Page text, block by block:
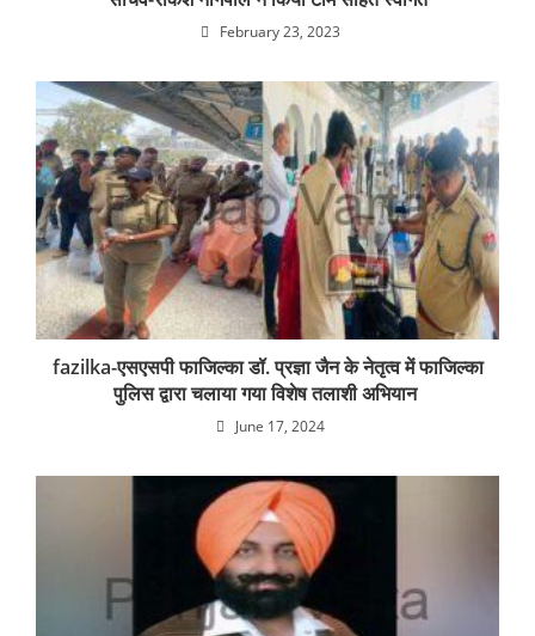
February 23, 2023
fazilka-एसएसपी फाजिल्का डॉ. प्रज्ञा जैन के नेतृत्व में फाजिल्का
पुलिस द्वारा चलाया गया विशेष तलाशी अभियान
June 17, 2024